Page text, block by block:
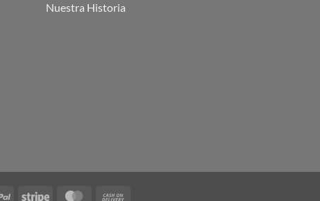
Nuestra Historia
PayPal Stripe MasterCard